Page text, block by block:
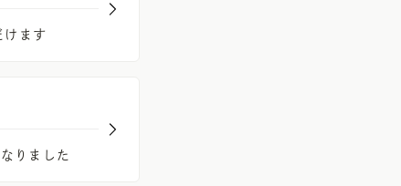
けます
りました